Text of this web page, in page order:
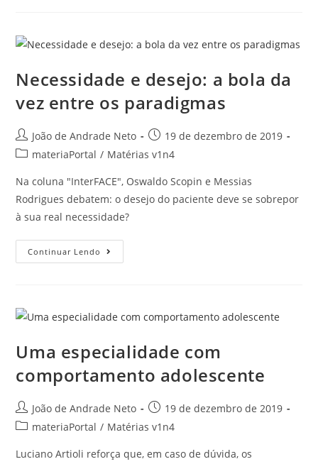
Necessidade e desejo: a bola da
vez entre os paradigmas
João de Andrade Neto
19 de dezembro de 2019
materiaPortal / Matérias v1n4
Na coluna "InterFACE", Oswaldo Scopin e Messias
Rodrigues debatem: o desejo do paciente deve se sobrepor
à sua real necessidade?
Continuar Lendo
Uma especialidade com
comportamento adolescente
João de Andrade Neto
19 de dezembro de 2019
materiaPortal / Matérias v1n4
Luciano Artioli reforça que, em caso de dúvida, os